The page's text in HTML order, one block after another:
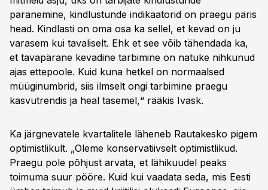
paranemine, kindlustunde indikaatorid on praegu päris
head. Kindlasti on oma osa ka sellel, et kevad on ju
varasem kui tavaliselt. Ehk et see võib tähendada ka,
et tavapärane kevadine tarbimine on natuke nihkunud
ajas ettepoole. Kuid kuna hetkel on normaalsed
müüginumbrid, siis ilmselt ongi tarbimine praegu
kasvutrendis ja heal tasemel,“ rääkis Ivask.
Ka järgnevatele kvartalitele läheneb Rautakesko pigem
optimistlikult. „Oleme konservatiivselt optimistlikud.
Praegu pole põhjust arvata, et lähikuudel peaks
toimuma suur pööre. Kuid kui vaadata seda, mis Eesti